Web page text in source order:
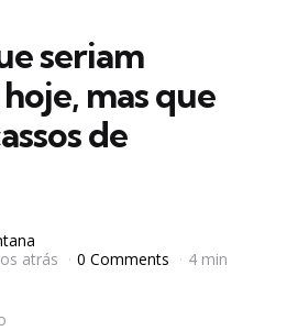
seriam
mas que
de
atrás 0 Comments 4 min